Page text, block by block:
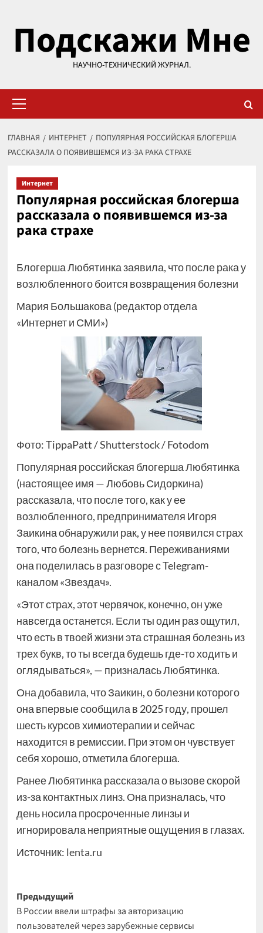
содержимому
Подскажи Мне
НАУЧНО-ТЕХНИЧЕСКИЙ ЖУРНАЛ.
меню
ГЛАВНАЯ ИНТЕРНЕТ
ПОПУЛЯРНАЯ РОССИЙСКАЯ БЛОГЕРША
РАССКАЗАЛА О ПОЯВИВШЕМСЯ ИЗ-ЗА РАКА СТРАХЕ
Интернет
Популярная российская блогерша
рассказала о появившемся из-за
рака страхе
Блогерша Любятинка заявила, что после рака у
возлюбленного боится возвращения болезни
Мария Большакова (редактор отдела
«Интернет и СМИ»)
Фото: TippaPatt / Shutterstock / Fotodom
Популярная российская блогерша Любятинка
(настоящее имя — Любовь Сидоркина)
рассказала, что после того, как у ее
возлюбленного, предпринимателя Игоря
Заикина обнаружили рак, у нее появился страх
того, что болезнь вернется. Переживаниями
она поделилась в разговоре с Telegram-
каналом «Звездач».
«Этот страх, этот червячок, конечно, он уже
навсегда останется. Если ты один раз ощутил,
что есть в твоей жизни эта страшная болезнь из
трех букв, то ты всегда будешь где-то ходить и
оглядываться», — призналась Любятинка.
Она добавила, что Заикин, о болезни которого
она впервые сообщила в 2025 году, прошел
шесть курсов химиотерапии и сейчас
находится в ремиссии. При этом он чувствует
себя хорошо, отметила блогерша.
Ранее Любятинка рассказала о вызове скорой
из-за контактных линз. Она призналась, что
день носила просроченные линзы и
игнорировала неприятные ощущения в глазах.
Источник: lenta.ru
Навигация
записи
Предыдущий
В России ввели штрафы за авторизацию
пользователей через зарубежные сервисы